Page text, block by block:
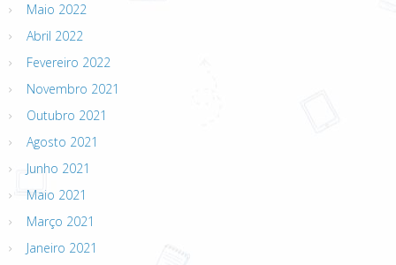
Maio 2022
Abril 2022
Fevereiro 2022
Novembro 2021
Outubro 2021
Agosto 2021
Junho 2021
Maio 2021
Março 2021
Janeiro 2021